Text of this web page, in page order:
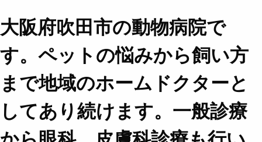
大阪府吹田市の動物病院で
す。ペットの悩みから飼い方
まで地域のホームドクターと
してあり続けます。一般診療